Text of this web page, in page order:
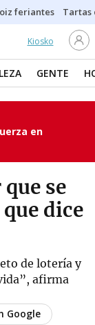
feriantes Tartas
Kiosko
GENTE
en
se
dice
de lotería y
afirma
Google